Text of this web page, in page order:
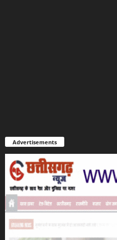
Advertisements